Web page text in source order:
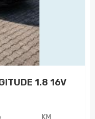
1.8 16V
KM